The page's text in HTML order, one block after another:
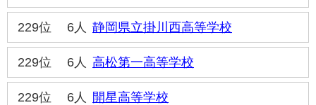
229位 6人 静岡県立掛川西高等学校
229位 6人 高松第一高等学校
229位 6人 開星高等学校